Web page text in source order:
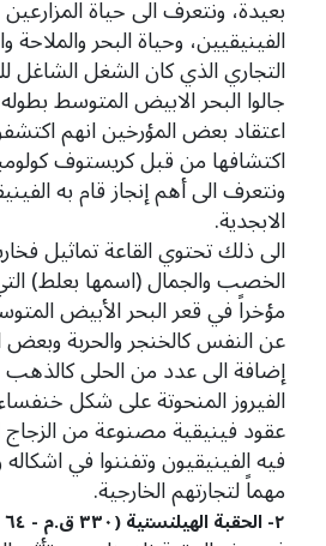
بعيدة، ونتعرف الى حياة
الفينيقيين، وحياة البحر والملاحة
التجاري الذي كان الشغل الشاغل
جالوا البحر الابيض المتوسط
اعتقاد بعض المؤرخين انهم
اكتشافها من قبل كريستوف
ونتعرف الى أهم إنجاز قام به
الابجدية.
الى ذلك تحتوي القاعة تماثيل
الخصب والجمال (اسمها بعلط)
مؤخراً في قعر البحر الأبيض
عن النفس كالخنجر والحربة وبعض
إضافة الى عدد من الحلى كالذهب
الفيروز المنحوتة على شكل
عقود فينيقية مصنوعة من الزجاج
فيه الفينيقيون وتفننوا في
مهماً لتجارتهم الخارجية.
٢- الحقبة الهيلنستية (٣٣٠ ق.م - ٦٤ ق.م)